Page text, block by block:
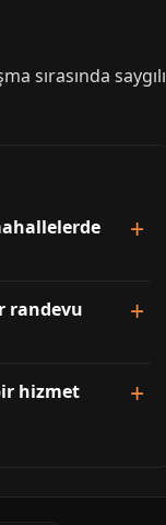
sırasında saygılı
randevu
hizmet